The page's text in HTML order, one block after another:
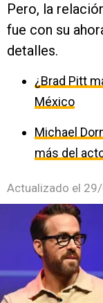
Pero, la
fue con su
detalles.
¿Brad Pitt
México
Michael
más del
Actualizado el